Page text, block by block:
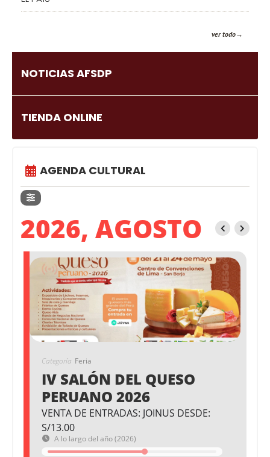
ver todo
NOTICIAS AFSDP
TIENDA ONLINE
AGENDA CULTURAL
2026, AGOSTO
Categoría Feria
IV SALÓN DEL QUESO
PERUANO 2026
VENTA DE ENTRADAS: JOINUS DESDE:
S/13.00
A lo largo del año (2026)